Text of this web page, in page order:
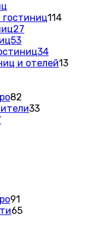
гостиниц114
27
53
34
и отелей13
82
33
91
65